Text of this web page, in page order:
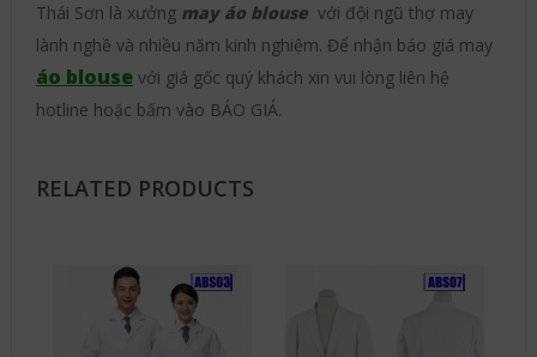
Thái Sơn là xưởng may áo blouse với đội ngũ thợ may
lành nghề và nhiều năm kinh nghiệm. Để nhận báo giá may
áo blousevới giá gốc quý khách xin vui lòng liên hệ
hotline hoặc bấm vào BÁO GIÁ.
RELATED PRODUCTS